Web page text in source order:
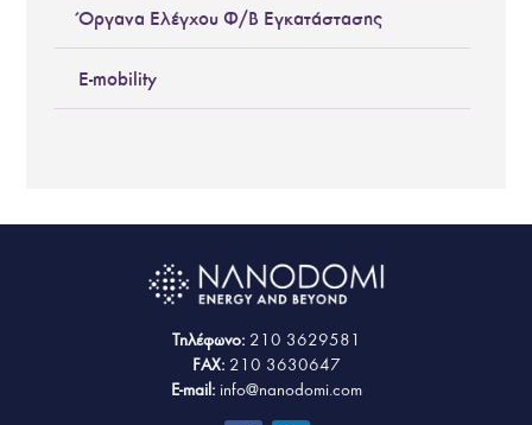
Όργανα Ελέγχου Φ/Β Εγκατάστασης
E-mobility
Τηλέφωνο: 210 3629581
FAX: 210 3630647
E-mail: info@nanodomi.com